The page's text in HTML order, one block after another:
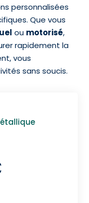
personnalisées
Que vous
ou motorisé,
rapidement la
vous
sans soucis.